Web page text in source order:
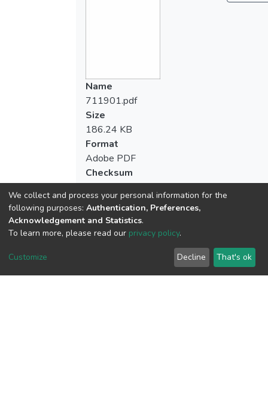
Name
711901.pdf
Size
186.24 KB
Format
Adobe PDF
Checksum
We collect and process your personal information for the
following purposes: Authentication, Preferences,
Acknowledgement and Statistics.
To learn more, please read our privacy policy.
Customize Decline That's ok